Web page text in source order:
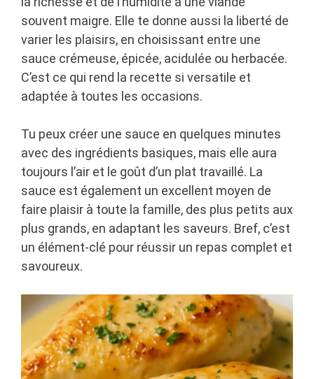
souvent maigre. Elle te donne aussi la liberté de
varier les plaisirs, en choisissant entre une
sauce crémeuse, épicée, acidulée ou herbacée.
C’est ce qui rend la recette si versatile et
adaptée à toutes les occasions.
Tu peux créer une sauce en quelques minutes
avec des ingrédients basiques, mais elle aura
toujours l’air et le goût d’un plat travaillé. La
sauce est également un excellent moyen de
faire plaisir à toute la famille, des plus petits aux
plus grands, en adaptant les saveurs. Bref, c’est
un élément-clé pour réussir un repas complet et
savoureux.